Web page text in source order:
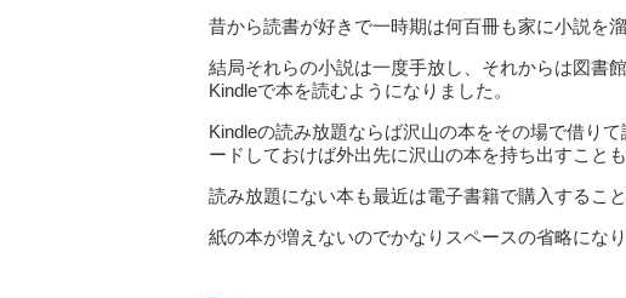
昔から読書が好きで一時期は何百冊も家に小説を
結局それらの小説は一度手放し、それからは図書
Kindleで本を読むようになりました。
Kindleの読み放題ならば沢山の本をその場で借り
ードしておけば外出先に沢山の本を持ち出すことも
読み放題にない本も最近は電子書籍で購入すること
紙の本が増えないのでかなりスペースの省略にな